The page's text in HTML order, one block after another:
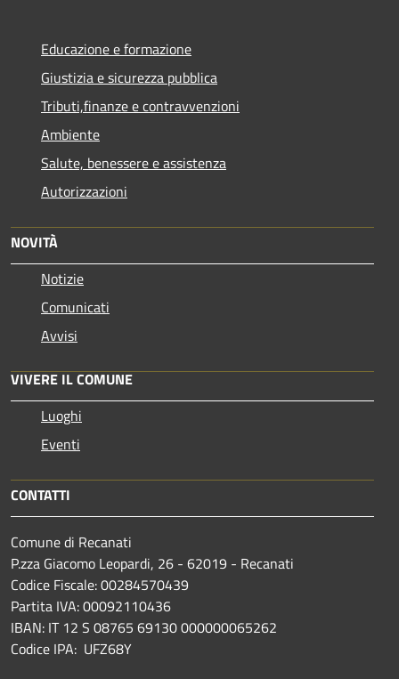
Educazione e formazione
Giustizia e sicurezza pubblica
Tributi,finanze e contravvenzioni
Ambiente
Salute, benessere e assistenza
Autorizzazioni
NOVITÀ
Notizie
Comunicati
Avvisi
VIVERE IL COMUNE
Luoghi
Eventi
CONTATTI
Comune di Recanati
P.zza Giacomo Leopardi, 26 - 62019 - Recanati
Codice Fiscale: 00284570439
Partita IVA: 00092110436
IBAN: IT 12 S 08765 69130 000000065262
Codice IPA: UFZ68Y